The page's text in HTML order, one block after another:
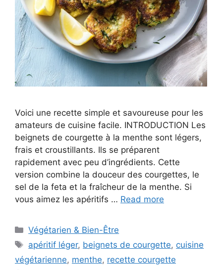
Voici une recette simple et savoureuse pour les
amateurs de cuisine facile. INTRODUCTION Les
beignets de courgette à la menthe sont légers,
frais et croustillants. Ils se préparent
rapidement avec peu d’ingrédients. Cette
version combine la douceur des courgettes, le
sel de la feta et la fraîcheur de la menthe. Si
vous aimez les apéritifs … Read more
Categories
Végétarien & Bien-Être
Tags
apéritif léger, beignets de courgette, cuisine
végétarienne, menthe, recette courgette